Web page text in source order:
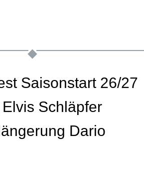
Saisonstart 26/27
Schläpfer
Dario